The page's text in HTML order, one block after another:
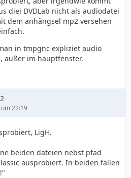
diei DVDLab nicht als audiodatei
dem anhängsel mp2 versehen
in tmpgnc expliziet audio
außer im hauptfenster.
um 22:19
LigH.
beiden dateien nebst pfad
ausprobiert. In beiden fällen